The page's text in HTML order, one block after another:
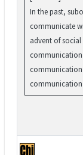
In the past,
communicate
advent of
communication
communication
communication